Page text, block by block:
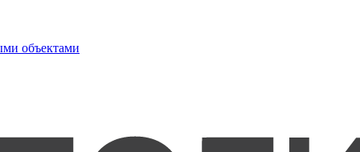
объектами